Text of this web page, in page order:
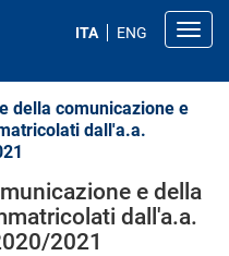
ITA ENG
della comunicazione e
dall'a.a.
e della
dall'a.a.
2021